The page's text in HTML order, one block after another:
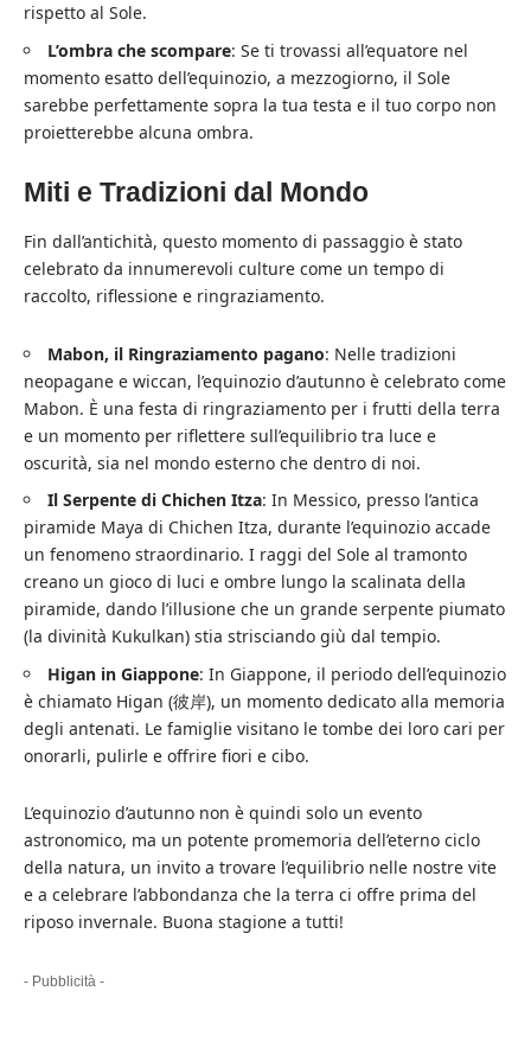
rispetto al Sole.
L’ombra che scompare: Se ti trovassi all’equatore nel
momento esatto dell’equinozio, a mezzogiorno, il Sole
sarebbe perfettamente sopra la tua testa e il tuo corpo non
proietterebbe alcuna ombra.
Miti e Tradizioni dal Mondo
Fin dall’antichità, questo momento di passaggio è stato
celebrato da innumerevoli culture come un tempo di
raccolto, riflessione e ringraziamento.
Mabon, il Ringraziamento pagano: Nelle tradizioni
neopagane e wiccan, l’equinozio d’autunno è celebrato come
Mabon. È una festa di ringraziamento per i frutti della terra
e un momento per riflettere sull’equilibrio tra luce e
oscurità, sia nel mondo esterno che dentro di noi.
Il Serpente di Chichen Itza: In Messico, presso l’antica
piramide Maya di Chichen Itza, durante l’equinozio accade
un fenomeno straordinario. I raggi del Sole al tramonto
creano un gioco di luci e ombre lungo la scalinata della
piramide, dando l’illusione che un grande serpente piumato
(la divinità Kukulkan) stia strisciando giù dal tempio.
Higan in Giappone: In Giappone, il periodo dell’equinozio
è chiamato Higan (彼岸), un momento dedicato alla memoria
degli antenati. Le famiglie visitano le tombe dei loro cari per
onorarli, pulirle e offrire fiori e cibo.
L’equinozio d’autunno non è quindi solo un evento
astronomico, ma un potente promemoria dell’eterno ciclo
della natura, un invito a trovare l’equilibrio nelle nostre vite
e a celebrare l’abbondanza che la terra ci offre prima del
riposo invernale. Buona stagione a tutti!
- Pubblicità -